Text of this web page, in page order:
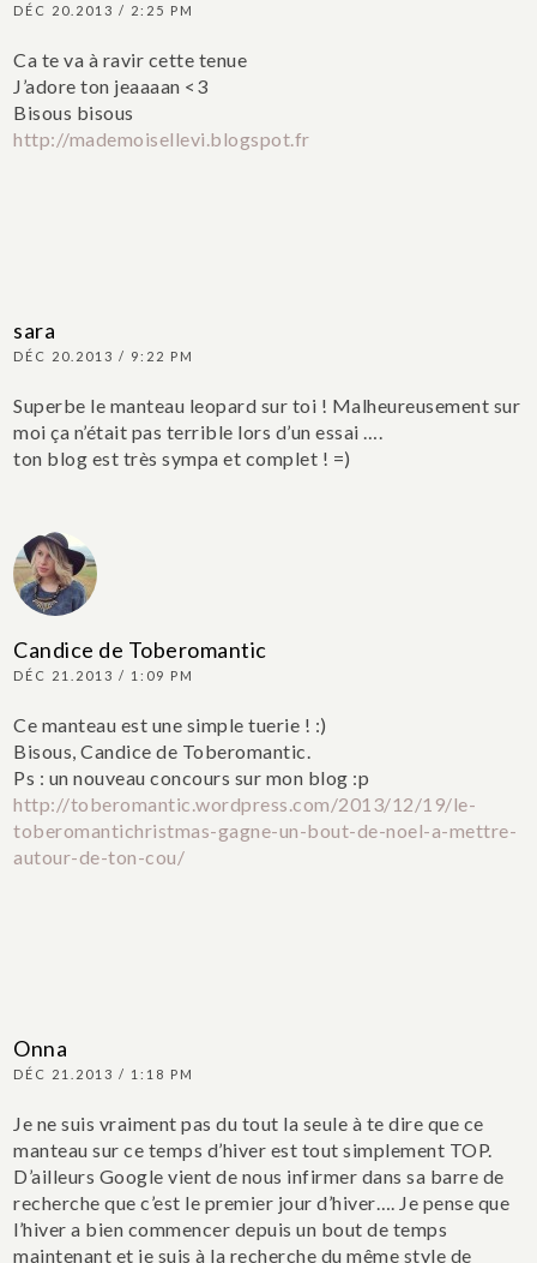
DÉC 20.2013 / 2:25 PM
Ca te va à ravir cette tenue
J’adore ton jeaaaan <3
Bisous bisous
http://mademoisellevi.blogspot.fr
sara
DÉC 20.2013 / 9:22 PM
Superbe le manteau leopard sur toi ! Malheureusement sur
moi ça n’était pas terrible lors d’un essai ….
ton blog est très sympa et complet ! =)
Candice de Toberomantic
DÉC 21.2013 / 1:09 PM
Ce manteau est une simple tuerie ! :)
Bisous, Candice de Toberomantic.
Ps : un nouveau concours sur mon blog :p
http://toberomantic.wordpress.com/2013/12/19/le-
toberomantichristmas-gagne-un-bout-de-noel-a-mettre-
autour-de-ton-cou/
Onna
DÉC 21.2013 / 1:18 PM
Je ne suis vraiment pas du tout la seule à te dire que ce
manteau sur ce temps d’hiver est tout simplement TOP.
D’ailleurs Google vient de nous infirmer dans sa barre de
recherche que c’est le premier jour d’hiver…. Je pense que
l’hiver a bien commencer depuis un bout de temps
maintenant et je suis à la recherche du même style de